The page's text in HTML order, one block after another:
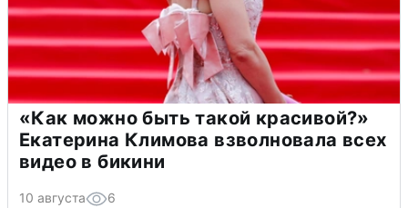
«Как можно быть такой красивой?»
Екатерина Климова взволновала всех
видео в бикини
10 августа 6